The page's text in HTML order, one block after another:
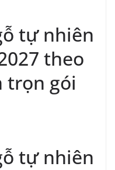
tự nhiên
theo
trọn gói
tự nhiên